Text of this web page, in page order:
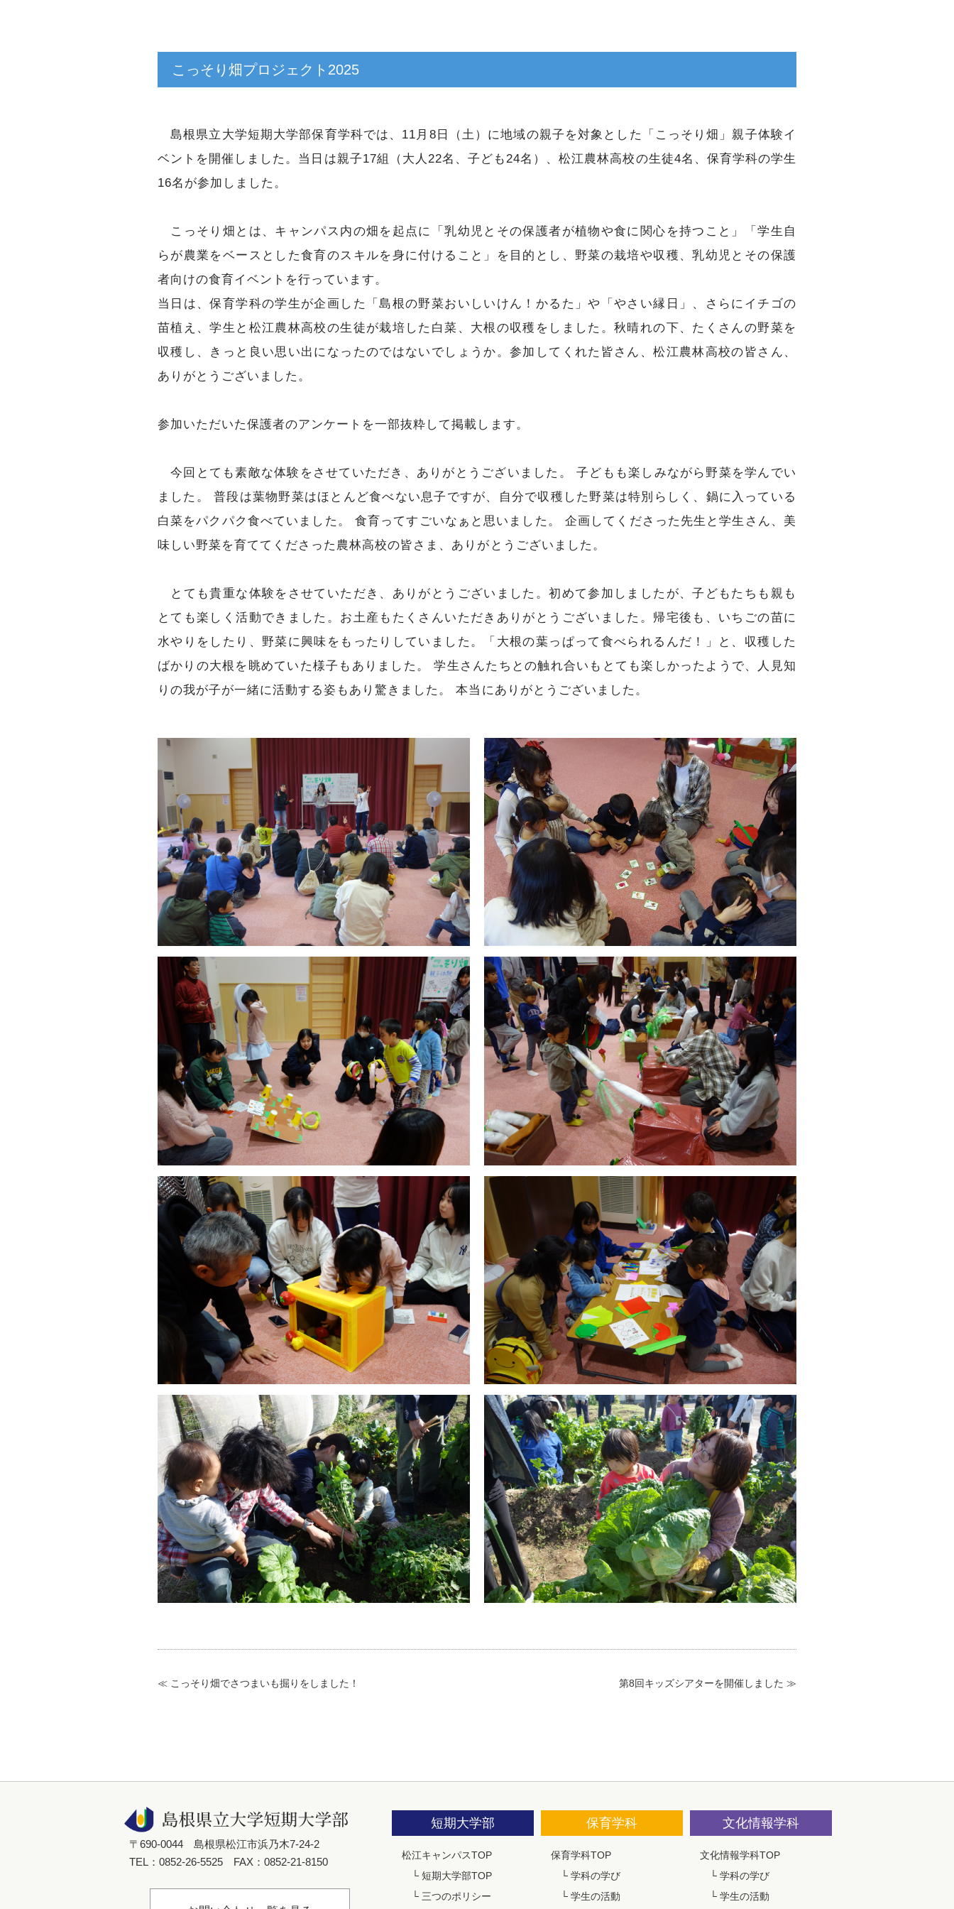
こっそり畑プロジェクト2025
島根県立大学短期大学部保育学科では、11月8日（土）に地域の親子を対象とした「こっそり畑」親子体験イ
ベントを開催しました。当日は親子17組（大人22名、子ども24名）、松江農林高校の生徒4名、保育学科の学生
16名が参加しました。
こっそり畑とは、キャンパス内の畑を起点に「乳幼児とその保護者が植物や食に関心を持つこと」「学生自
らが農業をベースとした食育のスキルを身に付けること」を目的とし、野菜の栽培や収穫、乳幼児とその保護
者向けの食育イベントを行っています。
当日は、保育学科の学生が企画した「島根の野菜おいしいけん！かるた」や「やさい縁日」、さらにイチゴの
苗植え、学生と松江農林高校の生徒が栽培した白菜、大根の収穫をしました。秋晴れの下、たくさんの野菜を
収穫し、きっと良い思い出になったのではないでしょうか。参加してくれた皆さん、松江農林高校の皆さん、
ありがとうございました。
参加いただいた保護者のアンケートを一部抜粋して掲載します。
今回とても素敵な体験をさせていただき、ありがとうございました。 子どもも楽しみながら野菜を学んでい
ました。 普段は葉物野菜はほとんど食べない息子ですが、自分で収穫した野菜は特別らしく、鍋に入っている
白菜をパクパク食べていました。 食育ってすごいなぁと思いました。 企画してくださった先生と学生さん、美
味しい野菜を育ててくださった農林高校の皆さま、ありがとうございました。
とても貴重な体験をさせていただき、ありがとうございました。初めて参加しましたが、子どもたちも親も
とても楽しく活動できました。お土産もたくさんいただきありがとうございました。帰宅後も、いちごの苗に
水やりをしたり、野菜に興味をもったりしていました。「大根の葉っぱって食べられるんだ！」と、収穫した
ばかりの大根を眺めていた様子もありました。 学生さんたちとの触れ合いもとても楽しかったようで、人見知
りの我が子が一緒に活動する姿もあり驚きました。 本当にありがとうございました。
≪ こっそり畑でさつまいも掘りをしました！ 第8回キッズシアターを開催しました ≫
〒690-0044 島根県松江市浜乃木7-24-2
TEL：0852-26-5525 FAX：0852-21-8150
短期大学部
松江キャンパスTOP
└ 短期大学部TOP
└ 三つのポリシー
保育学科
保育学科TOP
└ 学科の学び
└ 学生の活動
文化情報学科
文化情報学科TOP
└ 学科の学び
└ 学生の活動